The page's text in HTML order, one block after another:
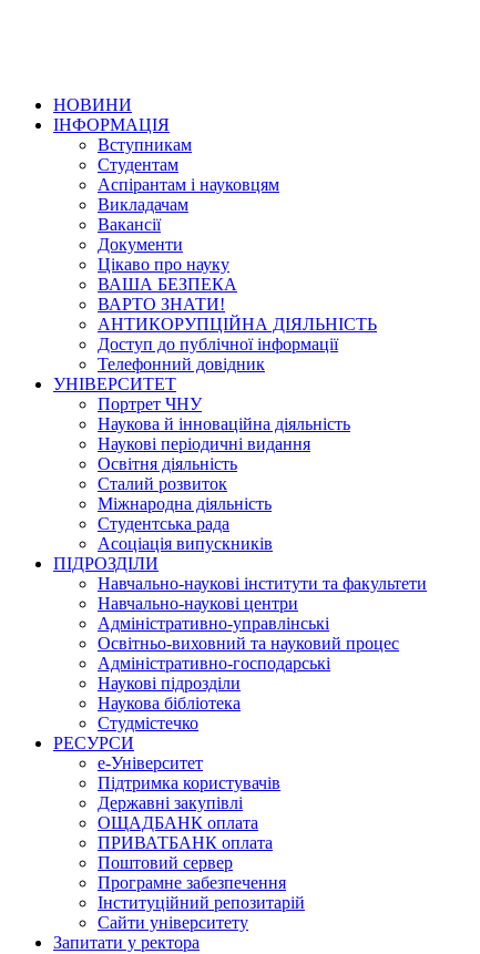
НОВИНИ
ІНФОРМАЦІЯ
Вступникам
Студентам
Аспірантам і науковцям
Викладачам
Вакансії
Документи
Цікаво про науку
ВАША БЕЗПЕКА
ВАРТО ЗНАТИ!
АНТИКОРУПЦІЙНА ДІЯЛЬНІСТЬ
Доступ до публічної інформації
Телефонний довідник
УНІВЕРСИТЕТ
Портрет ЧНУ
Наукова й інноваційна діяльність
Наукові періодичні видання
Освітня діяльність
Сталий розвиток
Міжнародна діяльність
Студентська рада
Асоціація випускників
ПІДРОЗДІЛИ
Навчально-наукові інститути та факультети
Навчально-наукові центри
Адміністративно-управлінські
Освітньо-виховний та науковий процес
Адміністративно-господарські
Наукові підрозділи
Наукова бібліотека
Студмістечко
РЕСУРСИ
е-Університет
Підтримка користувачів
Державні закупівлі
ОЩАДБАНК оплата
ПРИВАТБАНК оплата
Поштовий сервер
Програмне забезпечення
Інституційний репозитарій
Сайти університету
Запитати у ректора